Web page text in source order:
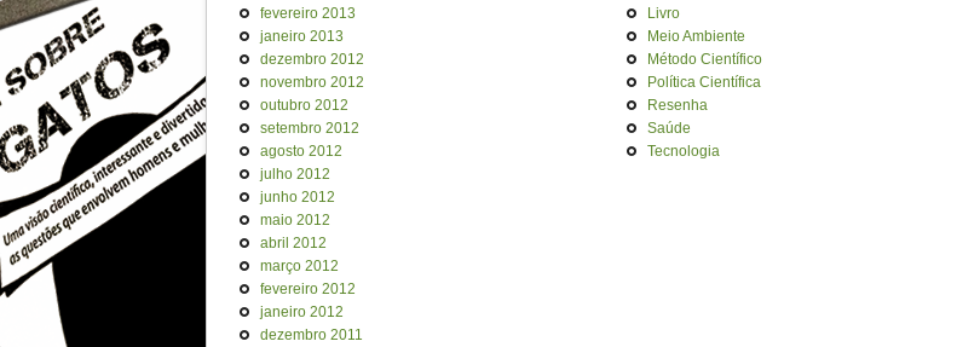
fevereiro 2013
janeiro 2013
dezembro 2012
novembro 2012
outubro 2012
setembro 2012
agosto 2012
julho 2012
junho 2012
maio 2012
abril 2012
março 2012
fevereiro 2012
janeiro 2012
dezembro 2011
Livro
Meio Ambiente
Método Científico
Política Científica
Resenha
Saúde
Tecnologia